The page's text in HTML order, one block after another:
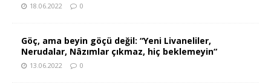
18.06.2022 0
Göç, ama beyin göçü değil: “Yeni Livaneliler,
Nerudalar, Nâzımlar çıkmaz, hiç beklemeyin“
13.06.2022 0